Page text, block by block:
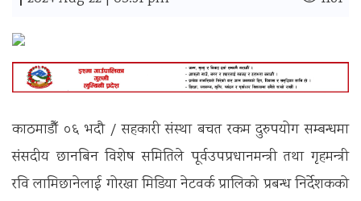
काठमाडौँ ०६ भदौ / सहकारी संस्था बचत रकम दुरुपयोग सम्बन्धमा
संसदीय छानबिन विशेष समितिले पूर्वउपप्रधानमन्त्री तथा गृहमन्त्री
रवि लामिछानेलाई गोरखा मिडिया नेटवर्क प्रालिको प्रबन्ध निर्देशकको